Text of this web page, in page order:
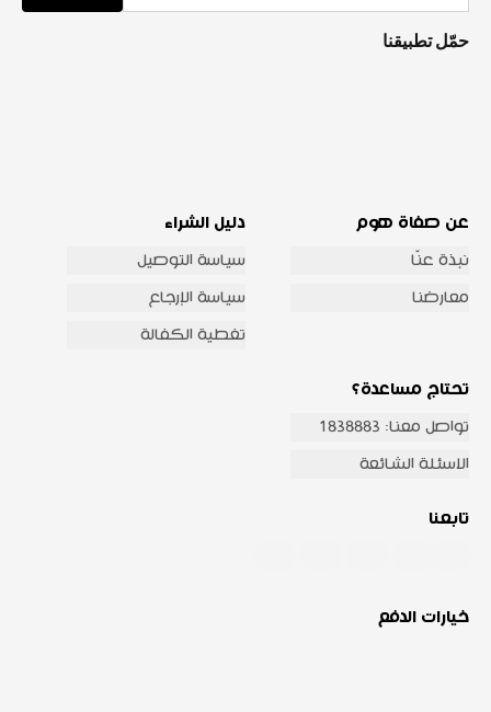
حمّل تطبيقنا
عن صفاة هوم
نبذة عنّا
معارضنا
دليل الشراء
سياسة التوصيل
سياسة الإرجاع
تغطية الكفالة
تحتاج مساعدة؟
تواصل معنا: 1838883
الاسئلة الشائعة
تابعنا
خيارات الدفع